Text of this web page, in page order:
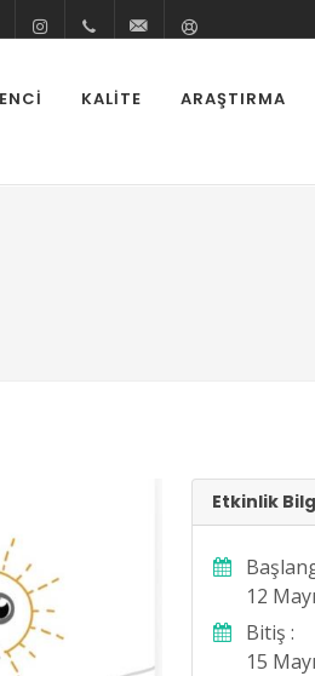
@cukurovaedutr
@cukurovaedutr
+90 (322) 338 60 84
bilgi@cu.edu.tr
KALITE ARAŞTIRMA
Etkinlik
12
Bitiş :
15